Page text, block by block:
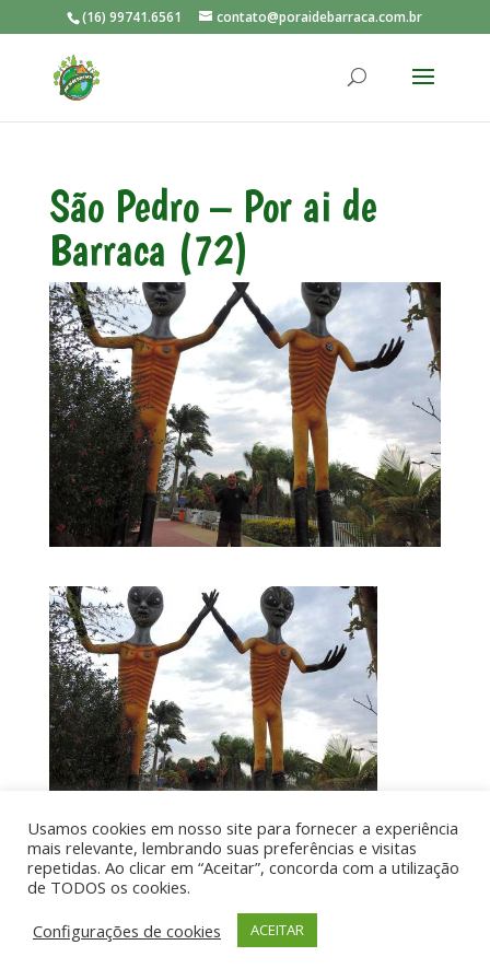
(16) 99741.6561 contato@poraidebarraca.com.br
São Pedro – Por ai de
Barraca (72)
por UIA WEB
Usamos cookies em nosso site para fornecer a experiência
mais relevante, lembrando suas preferências e visitas
repetidas. Ao clicar em “Aceitar”, concorda com a utilização
de TODOS os cookies.
Configurações de cookies
ACEITAR